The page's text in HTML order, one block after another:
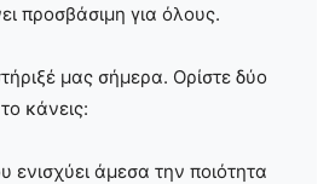
προσβάσιμη για όλους.
μας σήμερα. Ορίστε δύο
κάνεις:
ενισχύει άμεσα την ποιότητα